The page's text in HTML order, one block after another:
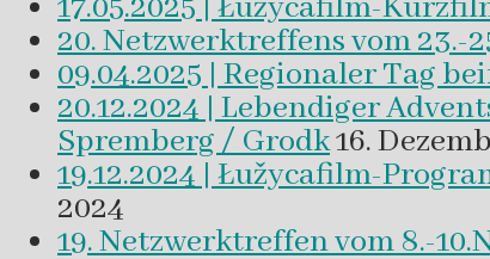
20. Netzwerktreffens vom 23.-
09.04.2025 | Regionaler Tag
20.12.2024 | Lebendiger
Spremberg / Grodk16.
19.12.2024 | Łužycafilm-
2024
19. Netzwerktreffen vom 8.-